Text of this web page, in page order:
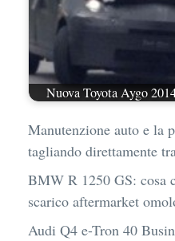
Nuova Toyota Aygo
Manutenzione auto e la
tagliando direttamente
BMW R 1250 GS: cosa
scarico aftermarket
Audi Q4 e-Tron 40